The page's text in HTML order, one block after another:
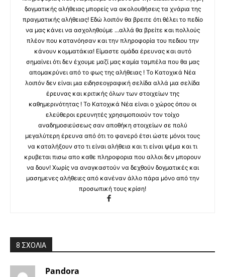
δογματικής αλήθειας μπορείς να ακολουθήσεις τα χνάρια της
πραγματικής αλήθειας! Εδώ λοιπόν θα βρειτε ότι θέλει το πεδίο
να μας κάνει να ασχοληθούμε ...αλλά θα βρείτε και πολλούς
πλέον που κατανόησαν και την πληροφορία του πεδιου την
κάνουν κομματάκια! Είμαστε ομάδα έρευνας και αυτό
σημαίνει ότι δεν έχουμε μαζί μας καμία ταμπέλα που θα μας
απομακρύνει από το φως της αλήθειας ! Το Κατοχικά Νέα
λοιπόν δεν είναι μια ειδησεογραφική σελίδα αλλά μια σελίδα
έρευνας και κριτικής όλων των στοιχείων της
καθημερινότητας ! Το Κατοχικά Νέα είναι ο χώρος όπου οι
ελεύθεροι ερευνητές χρησιμοποιούν τον τοίχο
αναδημοσιεύσεως σαν αποθήκη στοιχείων σε πολύ
μεγαλύτερη έρευνα από ότι το φανερό έτσι ώστε μόνοι τους
να καταλήξουν στο τι είναι αλήθεια και τι είναι ψέμα και τι
κρυβεται πισω απο καθε πληροφορια που αλλοι δεν μπορουν
να δουν! Χωρίς να αναγκαστούν να δεχθούν δογματικές και
μασημενες αλήθειες από κανέναν άλλο πάρα μόνο από την
προσωπική τους κρίση!
8 ΣΧΟΛΙΑ
Pandora